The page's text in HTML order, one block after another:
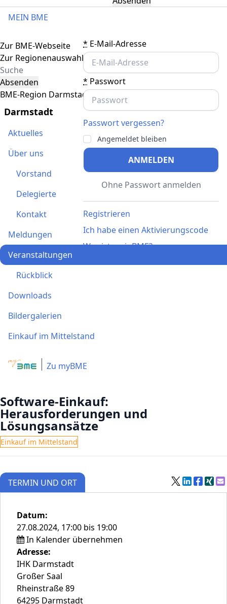
MEIN BME
* E-Mail-Adresse
* Passwort
Passwort vergessen?
Angemeldet bleiben
ANMELDEN
Ohne Passwort anmelden
Registrieren
Ich habe einen Aktivierungscode
Was ist meinBME?
Toggle navigation
Zur BME-Webseite
Zur Regionenauswahl
Absenden
BME-Region Darmstadt
Darmstadt
Aktuelles
Über uns
Vorstand
Delegierte
Kontakt
Meldungen
Veranstaltungen
Rückblick
Downloads
Bildergalerien
Einkauf im Mittelstand
Zu myBME
Software-Einkauf:
Herausforderungen und
Lösungsansätze
Einkauf im Mittelstand
TERMIN UND ORT
Datum:
27.08.2024, 17:00 bis 19:00
In Kalender übernehmen
Adresse:
IHK Darmstadt
Großer Saal
Rheinstraße 89
64295 Darmstadt